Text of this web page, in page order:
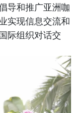
导和推广亚洲咖
实现信息交流和
际组织对话交